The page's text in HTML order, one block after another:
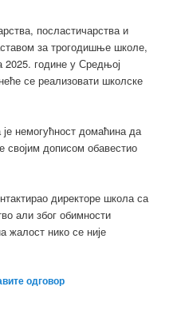
посластичарства и
за трогодишње школе,
године у Средњој
се реализовати школске
немогућност домаћина да
својим дописом обавестио
директоре школа са
али због обимности
жалост нико се није
одговор